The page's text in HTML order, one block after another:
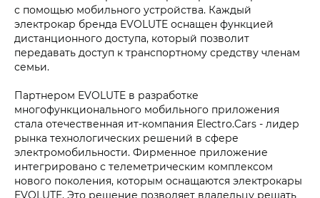
с помощью мобильного устройства. Каждый
электрокар бренда EVOLUTE оснащен функцией
дистанционного доступа, который позволит
передавать доступ к транспортному средству членам
семьи.
Партнером EVOLUTE в разработке
многофункционального мобильного приложения
стала отечественная ит-компания Electro.Cars - лидер
рынка технологических решений в сфере
электромобильности. Фирменное приложение
интегрировано с телеметрическим комплексом
нового поколения, которым оснащаются электрокары
EVOLUTE. Это решение позволяет владельцу решать